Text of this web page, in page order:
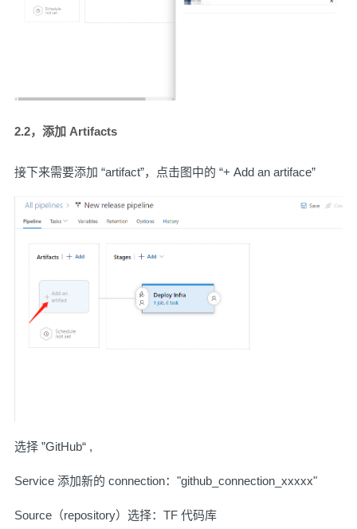
2.2，添加 Artifacts
接下来需要添加 “artifact”，点击图中的 “+ Add an artiface”
选择 ”GitHub“ ,
Service 添加新的 connection："github_connection_xxxxx"
Source（repository）选择：TF 代码库